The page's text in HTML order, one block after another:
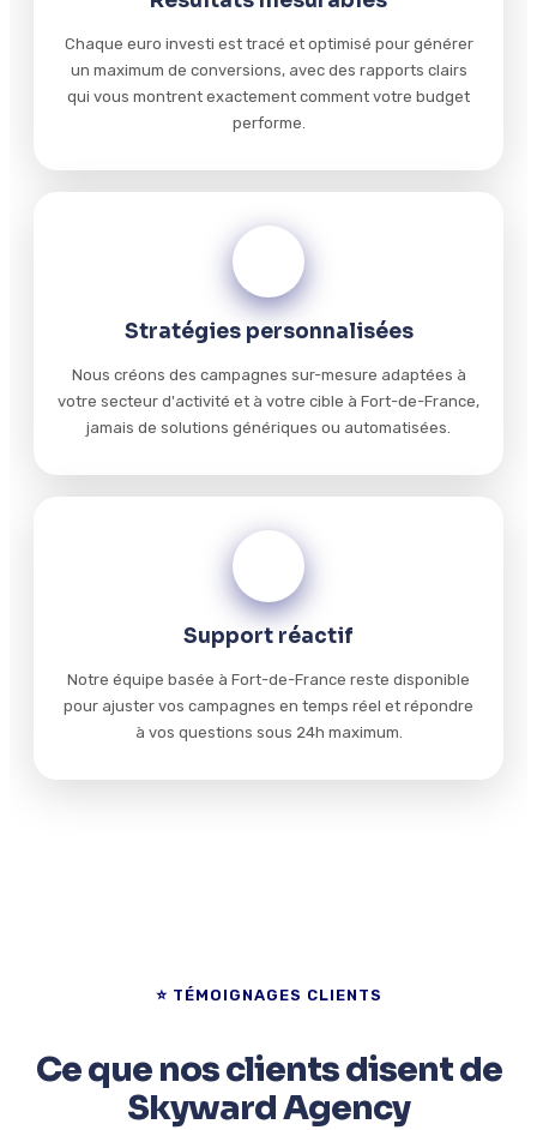
Chaque euro investi est tracé et optimisé pour générer
un maximum de conversions, avec des rapports clairs
qui vous montrent exactement comment votre budget
performe.
Stratégies personnalisées
Nous créons des campagnes sur-mesure adaptées à
votre secteur d'activité et à votre cible à Fort-de-France,
jamais de solutions génériques ou automatisées.
Support réactif
Notre équipe basée à Fort-de-France reste disponible
pour ajuster vos campagnes en temps réel et répondre
à vos questions sous 24h maximum.
⭐ TÉMOIGNAGES CLIENTS
Ce que nos clients disent de
Skyward Agency